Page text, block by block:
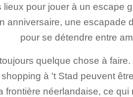
pour jouer à un escape
anniversaire, une
pour se détendre entre
quelque chose à
à 't Stad peuvent
frontière néerlandaise, ce